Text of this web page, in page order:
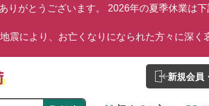
りがとうございます。 2026年の夏季休業は
震により、お亡くなりになられた方々に深
新規会員